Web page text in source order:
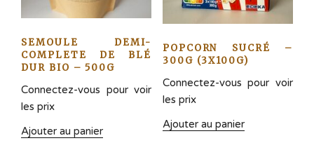
SEMOULE DEMI-
COMPLETE DE BLÉ
DUR BIO – 500G
Connectez-vous pour voir
les prix
Ajouter au panier
POPCORN SUCRÉ –
300G (3X100G)
Connectez-vous pour voir
les prix
Ajouter au panier